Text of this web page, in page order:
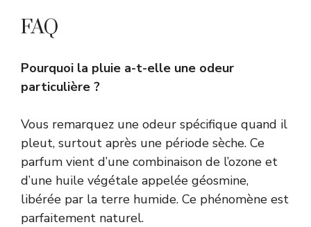
FAQ
Pourquoi la pluie a-t-elle une odeur
particulière ?
Vous remarquez une odeur spécifique quand il
pleut, surtout après une période sèche. Ce
parfum vient d’une combinaison de l’ozone et
d’une huile végétale appelée géosmine,
libérée par la terre humide. Ce phénomène est
parfaitement naturel.